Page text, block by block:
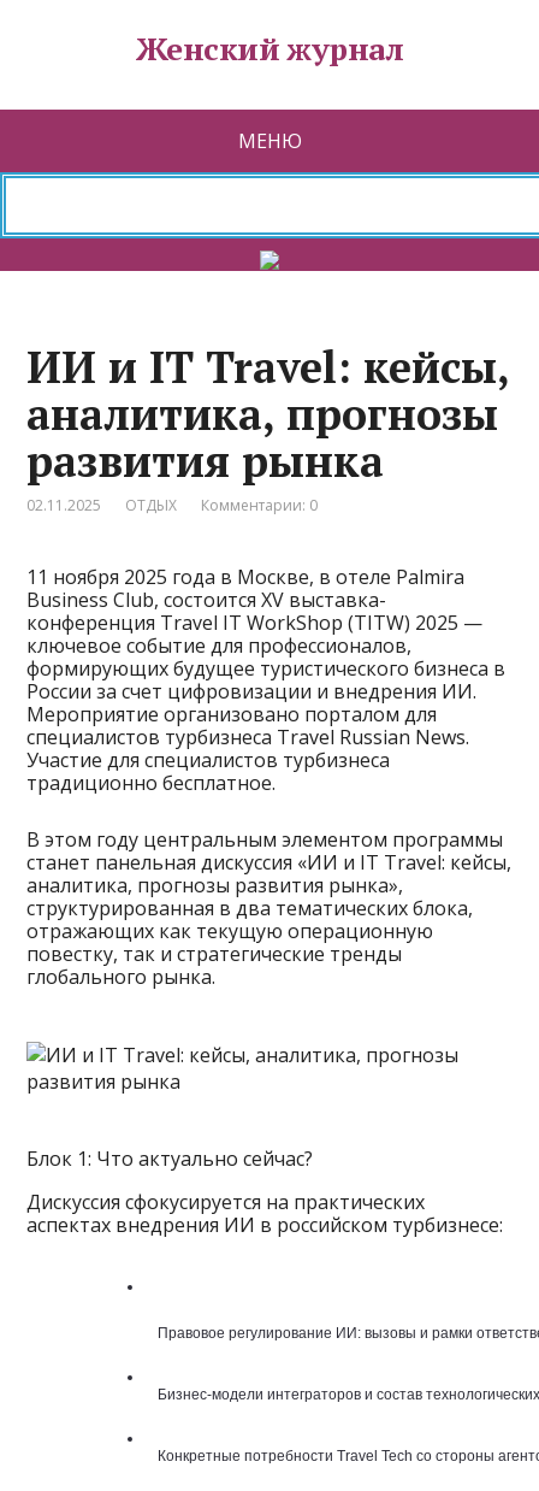
Женский журнал
МЕНЮ
ИИ и IT Travel: кейсы,
аналитика, прогнозы
развития рынка
02.11.2025 ОТДЫХ Комментарии: 0
11 ноября 2025 года в Москве, в отеле Palmira
Business Club, состоится XV выставка-
конференция Travel IT WorkShop (TITW) 2025 —
ключевое событие для профессионалов,
формирующих будущее туристического бизнеса в
России за счет цифровизации и внедрения ИИ.
Мероприятие организовано порталом для
специалистов турбизнеса Travel Russian News.
Участие для специалистов турбизнеса
традиционно бесплатное.
В этом году центральным элементом программы
станет панельная дискуссия «ИИ и IT Travel: кейсы,
аналитика, прогнозы развития рынка»,
структурированная в два тематических блока,
отражающих как текущую операционную
повестку, так и стратегические тренды
глобального рынка.
Блок 1: Что актуально сейчас?
Дискуссия сфокусируется на практических
аспектах внедрения ИИ в российском турбизнесе:
Правовое регулирование ИИ: вызовы и рамки
Бизнес-модели интеграторов и состав технологических
Конкретные потребности Travel Tech со стороны